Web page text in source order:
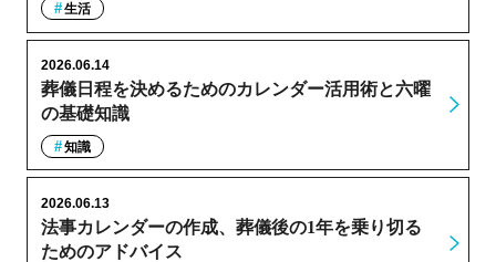
生活
葬儀日程を決めるためのカレンダー活用術と六曜
の基礎知識
2026.06.14
知識
法事カレンダーの作成、葬儀後の1年を乗り切る
ためのアドバイス
2026.06.13